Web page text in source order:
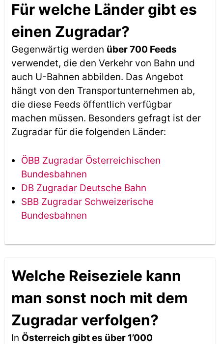
Für welche Länder gibt es
einen Zugradar?
Gegenwärtig werden über 700 Feeds
verwendet, die den Verkehr von Bahn und
auch U-Bahnen abbilden. Das Angebot
hängt von den Transportunternehmen ab,
die diese Feeds öffentlich verfügbar
machen müssen. Besonders gefragt ist der
Zugradar für die folgenden Länder:
ÖBB Zugradar Österreichischen
Bundesbahnen
DB Zugradar Deutsche Bahn
SBB Zugradar Schweizerische
Bundesbahnen
Welche Reiseziele kann
man sonst noch mit dem
Zugradar verfolgen?
In Österreich gibt es über 1’000